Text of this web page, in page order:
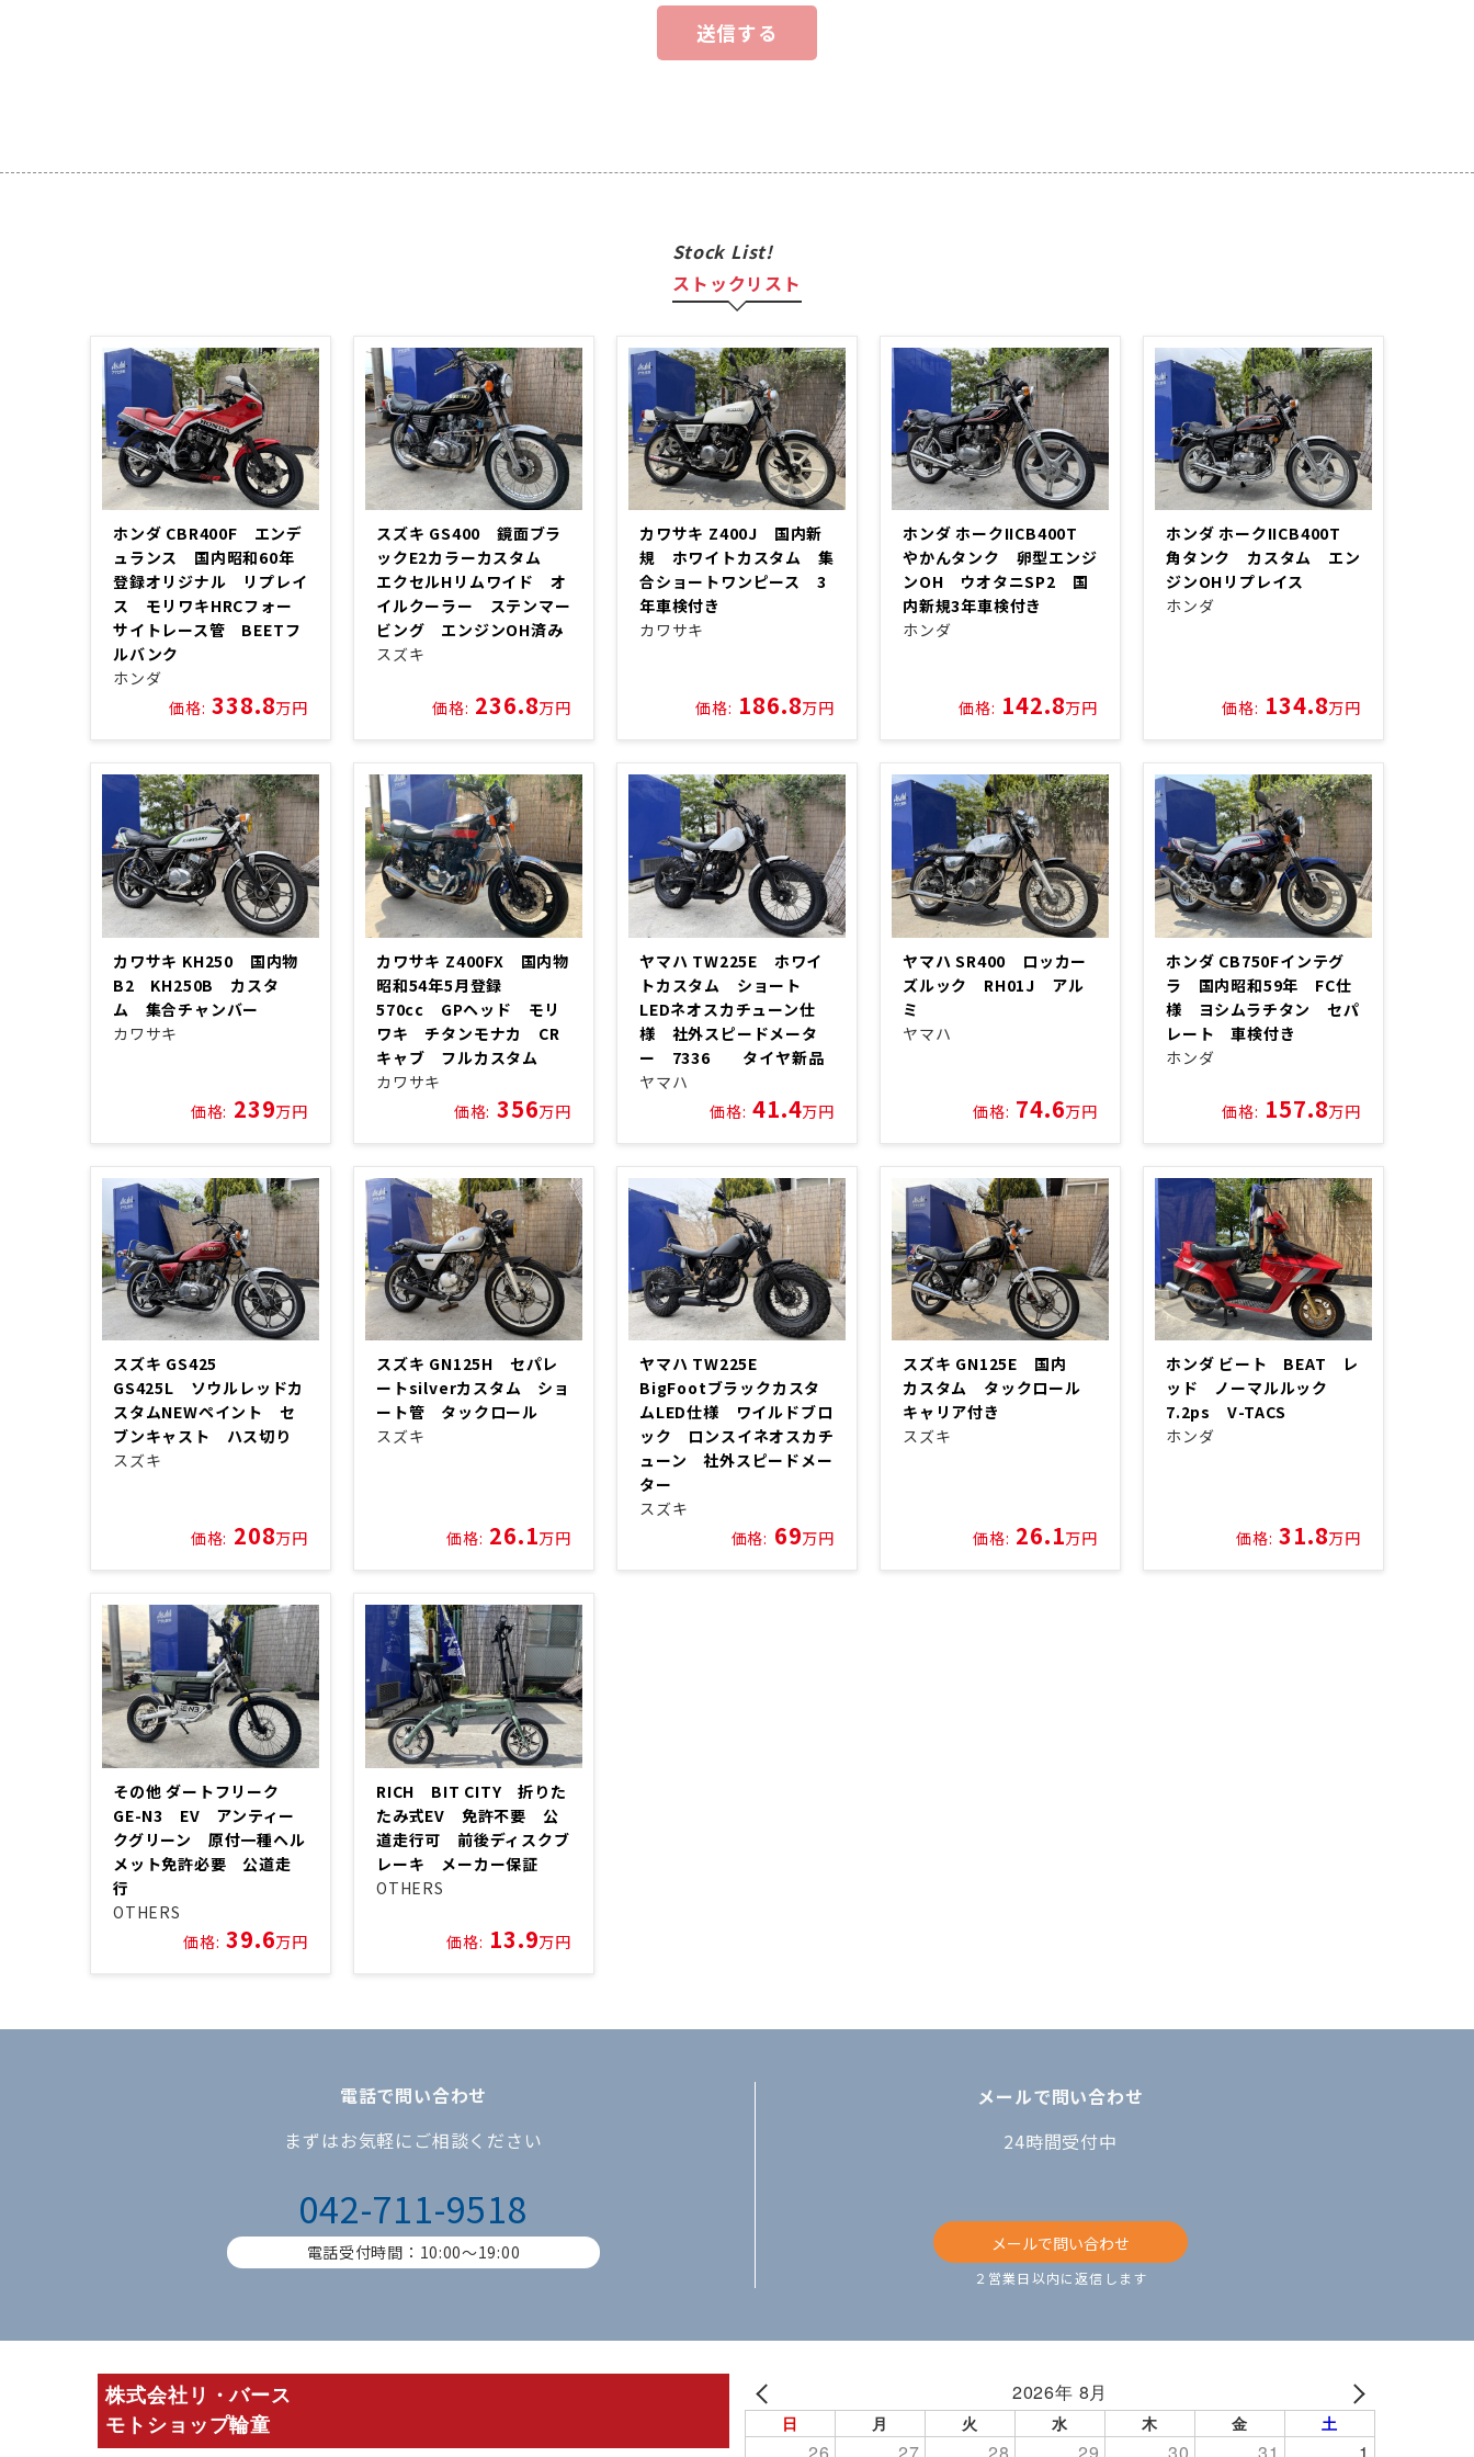
Stock List!
ストックリスト
ホンダ CBR400F エンデ
ュランス 国内昭和60年
登録オリジナル リプレイ
ス モリワキHRCフォー
サイトレース管 BEETフ
ルバンク
ホンダ
価格: 338.8万円
スズキ GS400 鏡面ブラ
ックE2カラーカスタム
エクセルHリムワイド オ
イルクーラー ステンマー
ビング エンジンOH済み
スズキ
価格: 236.8万円
カワサキ Z400J 国内新
規 ホワイトカスタム 集
合ショートワンピース 3
年車検付き
カワサキ
価格: 186.8万円
ホンダ ホークIICB400T
やかんタンク 卵型エンジ
ンOH ウオタニSP2 国
内新規3年車検付き
ホンダ
価格: 142.8万円
ホンダ ホークIICB400T
角タンク カスタム エン
ジンOHリプレイス
ホンダ
価格: 134.8万円
カワサキ KH250 国内物
B2 KH250B カスタ
ム 集合チャンバー
カワサキ
価格: 239万円
カワサキ Z400FX 国内物
昭和54年5月登録
570cc GPヘッド モリ
ワキ チタンモナカ CR
キャブ フルカスタム
カワサキ
価格: 356万円
ヤマハ TW225E ホワイ
トカスタム ショート
LEDネオスカチューン仕
様 社外スピードメータ
ー 7336 タイヤ新品
ヤマハ
価格: 41.4万円
ヤマハ SR400 ロッカー
ズルック RH01J アル
ミ
ヤマハ
価格: 74.6万円
ホンダ CB750Fインテグ
ラ 国内昭和59年 FC仕
様 ヨシムラチタン セパ
レート 車検付き
ホンダ
価格: 157.8万円
スズキ GS425
GS425L ソウルレッドカ
スタムNEWペイント セ
ブンキャスト ハス切り
スズキ
価格: 208万円
スズキ GN125H セパレ
ートsilverカスタム ショ
ート管 タックロール
スズキ
価格: 26.1万円
ヤマハ TW225E
BigFootブラックカスタ
ムLED仕様 ワイルドブロ
ック ロンスイネオスカチ
ューン 社外スピードメー
ター
スズキ
価格: 69万円
スズキ GN125E 国内
カスタム タックロール
キャリア付き
スズキ
価格: 26.1万円
ホンダ ビート BEAT レ
ッド ノーマルルック
7.2ps V-TACS
ホンダ
価格: 31.8万円
その他 ダートフリーク
GE-N3 EV アンティー
クグリーン 原付一種ヘル
メット免許必要 公道走
行
OTHERS
価格: 39.6万円
RICH BIT CITY 折りた
たみ式EV 免許不要 公
道走行可 前後ディスクブ
レーキ メーカー保証
OTHERS
価格: 13.9万円
電話で問い合わせ
まずはお気軽にご相談ください
042-711-9518
電話受付時間：10:00〜19:00
メールで問い合わせ
24時間受付中
メールで問い合わせ
２営業日以内に返信します
株式会社リ・バース
モトショップ輪童
2026年 8月
日 月 火 水 木 金 土
26 27 28 29 30 31 1